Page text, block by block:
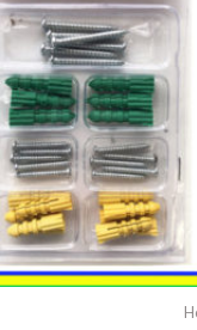
7719
Plastic
Anchors
And
Screws
quantity